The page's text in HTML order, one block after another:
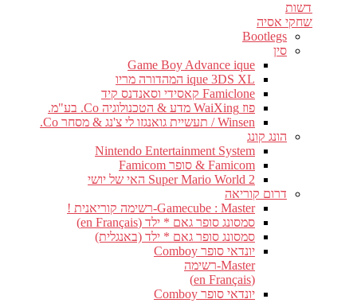
חדשות
משחקי אסיה
Bootlegs
סין
Game Boy Advance ique
ique 3DS XL המהדורה מריו
Famiclone קאסידי וסאנדנס קיד
פוז WaiXing מדע & הטכנולוגיה Co. בע"מ.
Winsen / תעשיית גואנגזו לי צ'נג & מסחר Co.
הונג קונג
Nintendo Entertainment System
Famicom & סופר Famicom
Super Mario World 2 האי של יושי
דרום קוריאה
Gamecube : Master-רשימה קוריאנית !
סמסונג סופר גאם * ילד (en Français)
סמסונג סופר גאם * ילד (באנגלית)
יונדאי סופר Comboy
Master-רשימה
(en Français)
יונדאי סופר Comboy